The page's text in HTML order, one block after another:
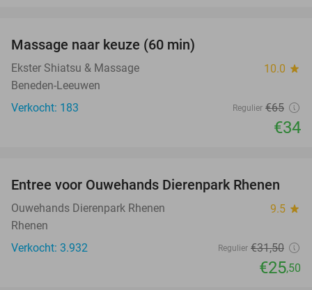
Massage naar keuze (60 min)
Ekster Shiatsu & Massage 10.0 star
Beneden-Leeuwen
Verkocht: 183
Regulier €65
€34
19%
Entree voor Ouwehands Dierenpark Rhenen
Ouwehands Dierenpark Rhenen 9.5 star
Rhenen
Verkocht: 3.932
Regulier €31,50
€25,50